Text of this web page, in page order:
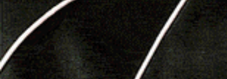
Sei purosangue di due anni si sono sfidati